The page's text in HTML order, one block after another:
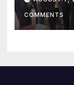
COMMENTS